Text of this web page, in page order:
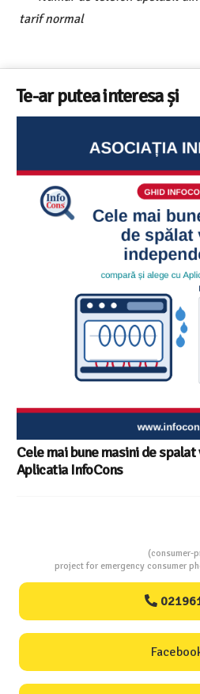
tarif normal
Te-ar putea interesa și
Ghid InfoCons – Cum sa alegi
(consumer-
project for emergency consumer